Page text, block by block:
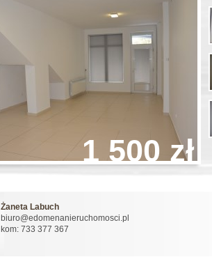
1 500 zł
Żaneta Labuch
biuro@edomenanieruchomosci.pl
kom: 733 377 367